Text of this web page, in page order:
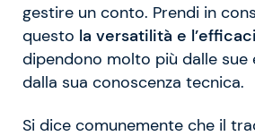
gestire un conto. Prendi in
questo la versatilità e
dipendono molto più dalle sue
dalla sua conoscenza tecnica.
Si dice comunemente che il